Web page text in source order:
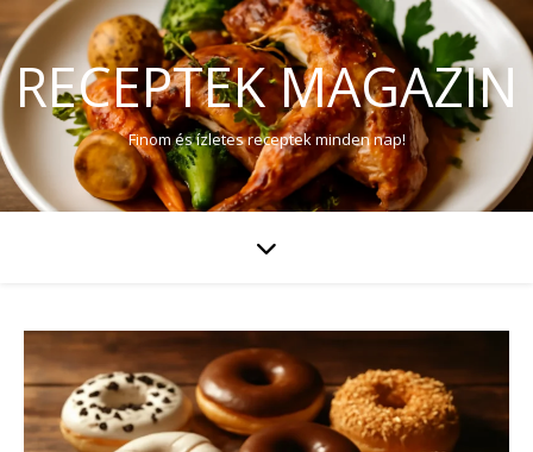
RECEPTEK MAGAZIN
Finom és ízletes receptek minden nap!